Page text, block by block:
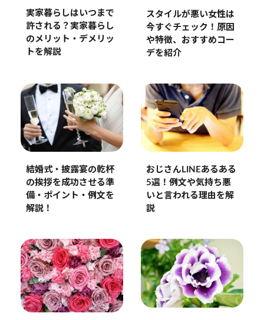
実家暮らしはいつまで
許される？実家暮らし
のメリット・デメリッ
トを解説
スタイルが悪い女性は
今すぐチェック！原因
や特徴、おすすめコー
デを紹介
結婚式・披露宴の乾杯
の挨拶を成功させる準
備・ポイント・例文を
解説！
おじさんLINEあるある
5選！例文や気持ち悪
いと言われる理由を解
説